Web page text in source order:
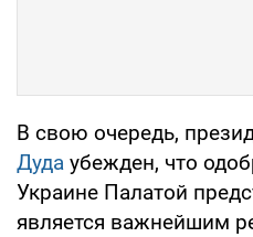
В свою очередь,
Дуда убежден, что
Украине Палатой
является важнейшим